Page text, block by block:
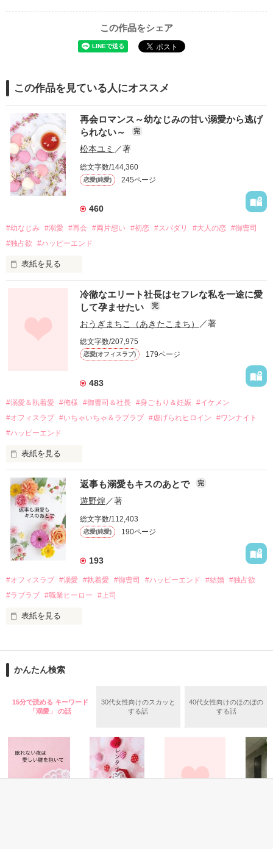
この作品をシェア
この作品を見ている人にオススメ
再会ロマンス～幼なじみの甘い溺愛から逃げ
られない～
完
松本ユミ ／著
総文字数/144,360
恋愛(純愛) 245ページ
460
#幼なじみ #溺愛 #再会 #両片想い #初恋 #スパダリ #大人の恋 #御曹司
#独占欲
#ハッピーエンド
表紙を見る
幼なじみの哲平に淡い恋心を抱いていた美桜。
しかし、ある出来事をきっかけに二人の関係は壊れてしまう。
関係修復もできないまま、美桜は両親の離婚によって
引っ越すことになり、哲平とも離れ離れになった。
それから約十二年後。
過去の傷から、二度と会いたくないと思っていた哲平に
運命のような再会を果たす。
酔った勢いで一夜を共にしてしまった。
さらに、美桜が初めてだと知った哲平は
『責任をとる、結婚しよう』と真っ直ぐに告げてきた。
戸惑う美桜とは裏腹に、好きという気持ちを隠すことなく
甘やかしてくる。
そんなある日、哲平は美桜がストーカー被害に
遭っていることを知る。
美桜を守るため、哲平は同居を提案してきて――。
夏木美桜(なつきみお)
鳴海哲平 (なるみてっぺい)
2026.6.5～2026.7.25
＊以前、公開していた話の改稿版です＊
冷徹なエリート社長はセフレな私を一途に愛
して孕ませたい
完
おうぎまちこ（あきたこまち） ／著
総文字数/207,975
恋愛(オフィスラブ) 179ページ
483
#溺愛＆執着愛 #俺様 #御曹司＆社長 #身ごもり＆妊娠 #イケメン
#オフィスラブ #いちゃいちゃ＆ラブラブ #虐げられヒロイン
#ワンナイト
#ハッピーエンド
表紙を見る
おかしな噂を流されて前の職場でうまくいかなかった梅田美
桜は、海外で傷心旅行をしていたところ、日本人美青年と出会
い、酒の勢いもあり一夜限りの関係となる。
帰国後、美桜は新しい職場でワンナイトした美青年と再会。
なんと彼の正体は、とある財閥御曹司にも関わらず、一族を離
れて起業した新進気鋭の実業家、社内でも冷徹だと評判な社長
――御影恭司その人だったのだ――！
なぜか恭司から飼い猫の世話係を命じられた美桜は、猫の世
の関係となってしまい――？
返事も溺愛もキスのあとで 完
遊野煌／著
総文字数/112,403
恋愛(純愛) 190ページ
193
#オフィスラブ #溺愛 #執着愛 #御曹司 #ハッピーエンド #結婚 #独占欲
#ラブラブ #職業ヒーロー #上司
表紙を見る
ションの企画戦略室で働いている。
めた、同期で恋人の石垣守（26）がいるのだが、後輩の姫原由
いた。
守と由羅から『便利屋雛子』と馬鹿にされ、一人こっそり泣い
た上、同居まで提案してきて──？
鷹哉『宜しくな、俺の雛子』🦅
雛子『俺の……ひぃ、雛子？！！！』🐥
かんたん検索
15分で読める キーワード
「溺愛」 の話
30代女性向けのスカッと
する話
40代女性向けのほのぼの
する話